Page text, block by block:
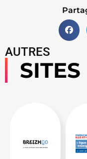
AUTRES
SITES